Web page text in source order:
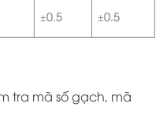
±0.5 ±0.5
tra mã số gạch, mã